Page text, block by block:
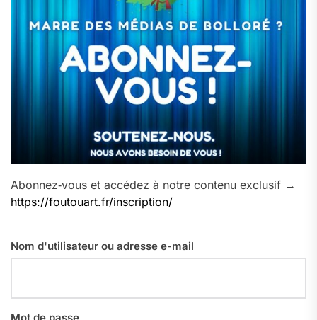
Abonnez‑vous et accédez à notre contenu exclusif →
https://foutouart.fr/inscription/
Nom d'utilisateur ou adresse e-mail